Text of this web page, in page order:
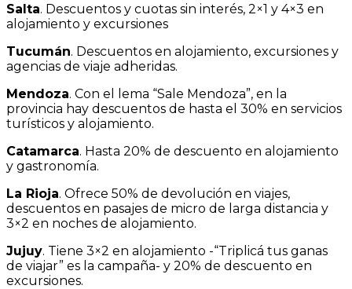
Salta. Descuentos y cuotas sin interés, 2×1 y 4×3 en
alojamiento y excursiones
Tucumán. Descuentos en alojamiento, excursiones y
agencias de viaje adheridas.
Mendoza. Con el lema “Sale Mendoza”, en la
provincia hay descuentos de hasta el 30% en servicios
turísticos y alojamiento.
Catamarca. Hasta 20% de descuento en alojamiento
y gastronomía.
La Rioja. Ofrece 50% de devolución en viajes,
descuentos en pasajes de micro de larga distancia y
3×2 en noches de alojamiento.
Jujuy. Tiene 3×2 en alojamiento -“Triplicá tus ganas
de viajar” es la campaña- y 20% de descuento en
excursiones.